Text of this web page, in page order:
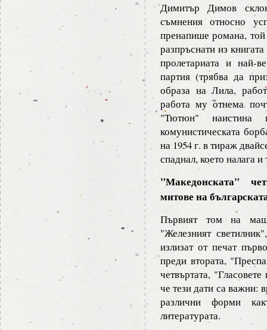
Димитър Димов
съмнения относно
пренапише романа, той
разпръснати из
пролетариата и най-
партия (трябва да
образа на Лила,
работа му отнема
"Тютюн" наистина
комунистическата
на 1954 г. в тираж
спаднал, което налага
"Македонската"
митове на
Първият том на
"Железният
излизат от печат
преди втората,
четвъртата,
че тези дати са важни:
различни форми
литературата.